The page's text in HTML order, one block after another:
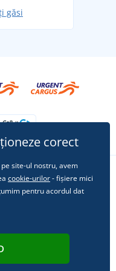
ținute pentru
găsi
sociale
de vedere tehnic oferă
corect
site-ul nostru, avem
cookie-urilor- fișiere mici
pentru acordul dat